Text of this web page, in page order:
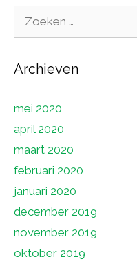
Archieven
mei 2020
april 2020
maart 2020
februari 2020
januari 2020
december 2019
november 2019
oktober 2019